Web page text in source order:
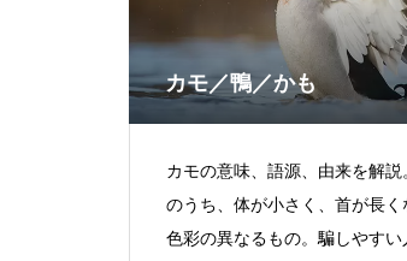
カモ／鴨／かも
カモの意味、語源、由来を解説
のうち、体が小さく、首が長
色彩の異なるもの。騙しやすい